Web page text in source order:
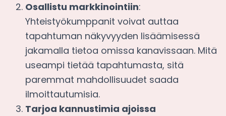
Osallistu markkinointiin:
Yhteistyökumppanit voivat auttaa
tapahtuman näkyvyyden lisäämisessä
jakamalla tietoa omissa kanavissaan. Mitä
useampi tietää tapahtumasta, sitä
paremmat mahdollisuudet saada
ilmoittautumisia.
Tarjoa kannustimia ajoissa